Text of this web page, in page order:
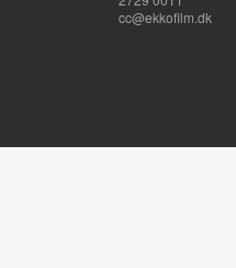
cc@ekkofilm.dk